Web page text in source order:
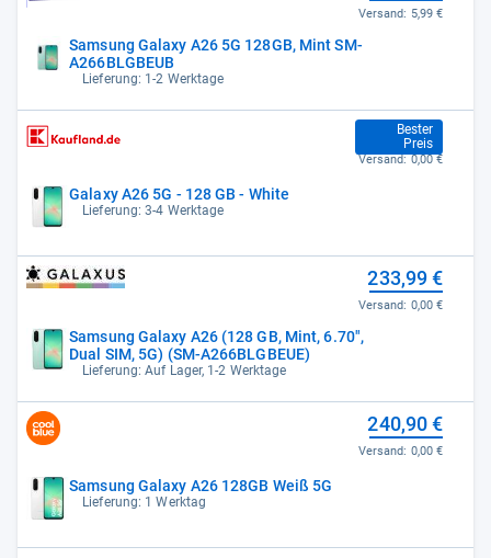
Samsung Galaxy A26 5G 128GB, Mint SM-
A266BLGBEUB
Lieferung: 1-2 Werktage
Versand: 5,99 €
Galaxy A26 5G - 128 GB - White
Lieferung: 3-4 Werktage
Bester
Preis
229,00 €
Versand: 0,00 €
Samsung Galaxy A26 (128 GB, Mint, 6.70",
Dual SIM, 5G) (SM-A266BLGBEUE)
Lieferung: Auf Lager, 1-2 Werktage
233,99 €
Versand: 0,00 €
Samsung Galaxy A26 128GB Weiß 5G
Lieferung: 1 Werktag
240,90 €
Versand: 0,00 €